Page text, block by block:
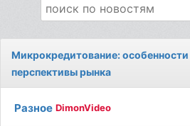
Микрокредитование:
перспективы рынка
Разное DimonVideo